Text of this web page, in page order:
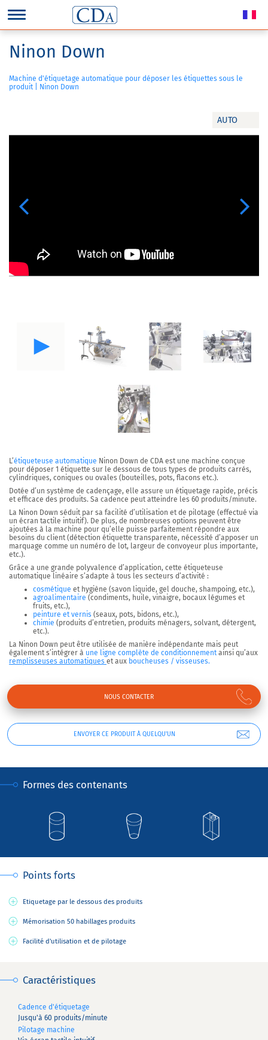
AUTO
Previous Next
Ninon Down
Machine d'étiquetage automatique pour déposer les étiquettes sous le
produit | Ninon Down
L’étiqueteuse automatique Ninon Down de CDA est une machine conçue
pour déposer 1 étiquette sur le dessous de tous types de produits carrés,
cylindriques, coniques ou ovales (bouteilles, pots, flacons etc.).
Dotée d’un système de cadençage, elle assure un étiquetage rapide, précis
et efficace des produits. Sa cadence peut atteindre les 60 produits/minute.
La Ninon Down séduit par sa facilité d’utilisation et de pilotage (effectué via
un écran tactile intuitif). De plus, de nombreuses options peuvent être
ajoutées à la machine pour qu’elle puisse parfaitement répondre aux
besoins du client (détection étiquette transparente, nécessité d’apposer un
marquage comme un numéro de lot, largeur de convoyeur plus importante,
etc.).
Grâce a une grande polyvalence d’application, cette étiqueteuse
automatique linéaire s’adapte à tous les secteurs d’activité :
cosmétique et hygiène (savon liquide, gel douche, shampoing, etc.),
agroalimentaire (condiments, huile, vinaigre, bocaux légumes et
fruits, etc.),
peinture et vernis (seaux, pots, bidons, etc.),
chimie (produits d’entretien, produits ménagers, solvant, détergent,
etc.).
La Ninon Down peut être utilisée de manière indépendante mais peut
également s’intégrer à une ligne complète de conditionnementainsi qu’aux
remplisseuses automatiques et aux boucheuses / visseuses.
ENVOYER CE PRODUIT À QUELQU'UN
NOUS CONTACTER
Formes des contenants
Points forts
Etiquetage par le dessous des produits
Mémorisation 50 habillages produits
Facilité d'utilisation et de pilotage
Caractéristiques
Cadence d'étiquetage
Jusqu'à 60 produits/minute
Pilotage machine